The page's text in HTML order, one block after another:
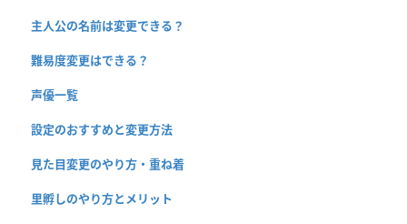
主人公の名前は変更できる？
難易度変更はできる？
声優一覧
設定のおすすめと変更方法
見た目変更のやり方・重ね着
里孵しのやり方とメリット